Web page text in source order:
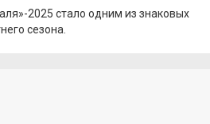
2025 стало одним из знаковых
сезона.